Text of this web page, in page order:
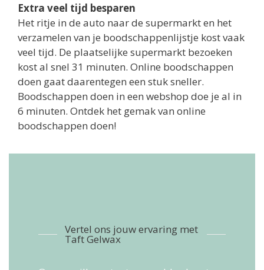
Extra veel tijd besparen
Het ritje in de auto naar de supermarkt en het
verzamelen van je boodschappenlijstje kost vaak
veel tijd. De plaatselijke supermarkt bezoeken
kost al snel 31 minuten. Online boodschappen
doen gaat daarentegen een stuk sneller.
Boodschappen doen in een webshop doe je al in
6 minuten. Ontdek het gemak van online
boodschappen doen!
Vertel ons jouw ervaring met
Taft Gelwax